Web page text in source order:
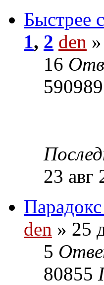
Быстрее
1, 2 den
16
590989
23 авг
den » 25
5
80855